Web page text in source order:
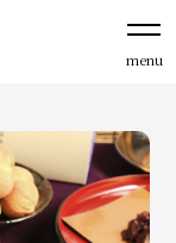
menu